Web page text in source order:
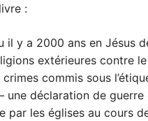
:
il y a 2000 ans en Jésus
extérieures contre
commis sous
une déclaration de
par les églises au cours